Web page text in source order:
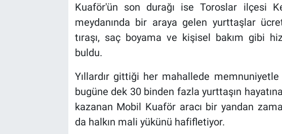
Kuaför'ün son durağı ise Toroslar ilçesi
meydanında bir araya gelen yurttaşlar
tıraşı, saç boyama ve kişisel bakım gibi
buldu.
Yıllardır gittiği her mahallede
bugüne dek 30 binden fazla yurttaşın
kazanan Mobil Kuaför aracı bir yandan
da halkın mali yükünü hafifletiyor.